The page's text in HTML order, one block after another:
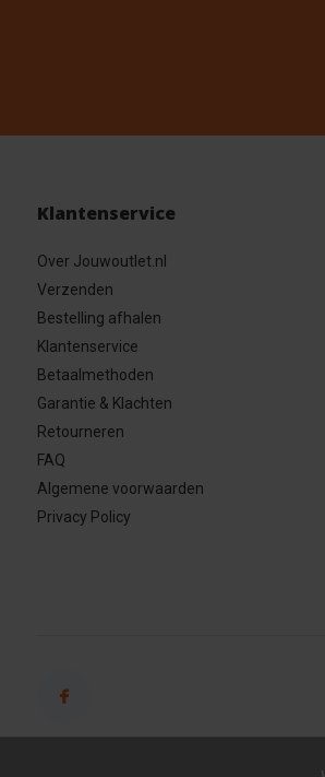
Klantenservice
Over Jouwoutlet.nl
Verzenden
Bestelling afhalen
Klantenservice
Betaalmethoden
Garantie & Klachten
Retourneren
FAQ
Algemene voorwaarden
Privacy Policy